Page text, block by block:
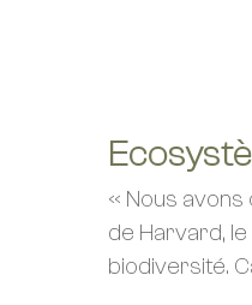
« Nous
de Harvard,
biodiversité.